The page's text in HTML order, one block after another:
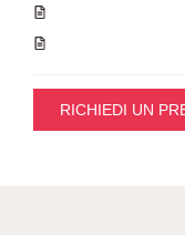
RICHIEDI UN